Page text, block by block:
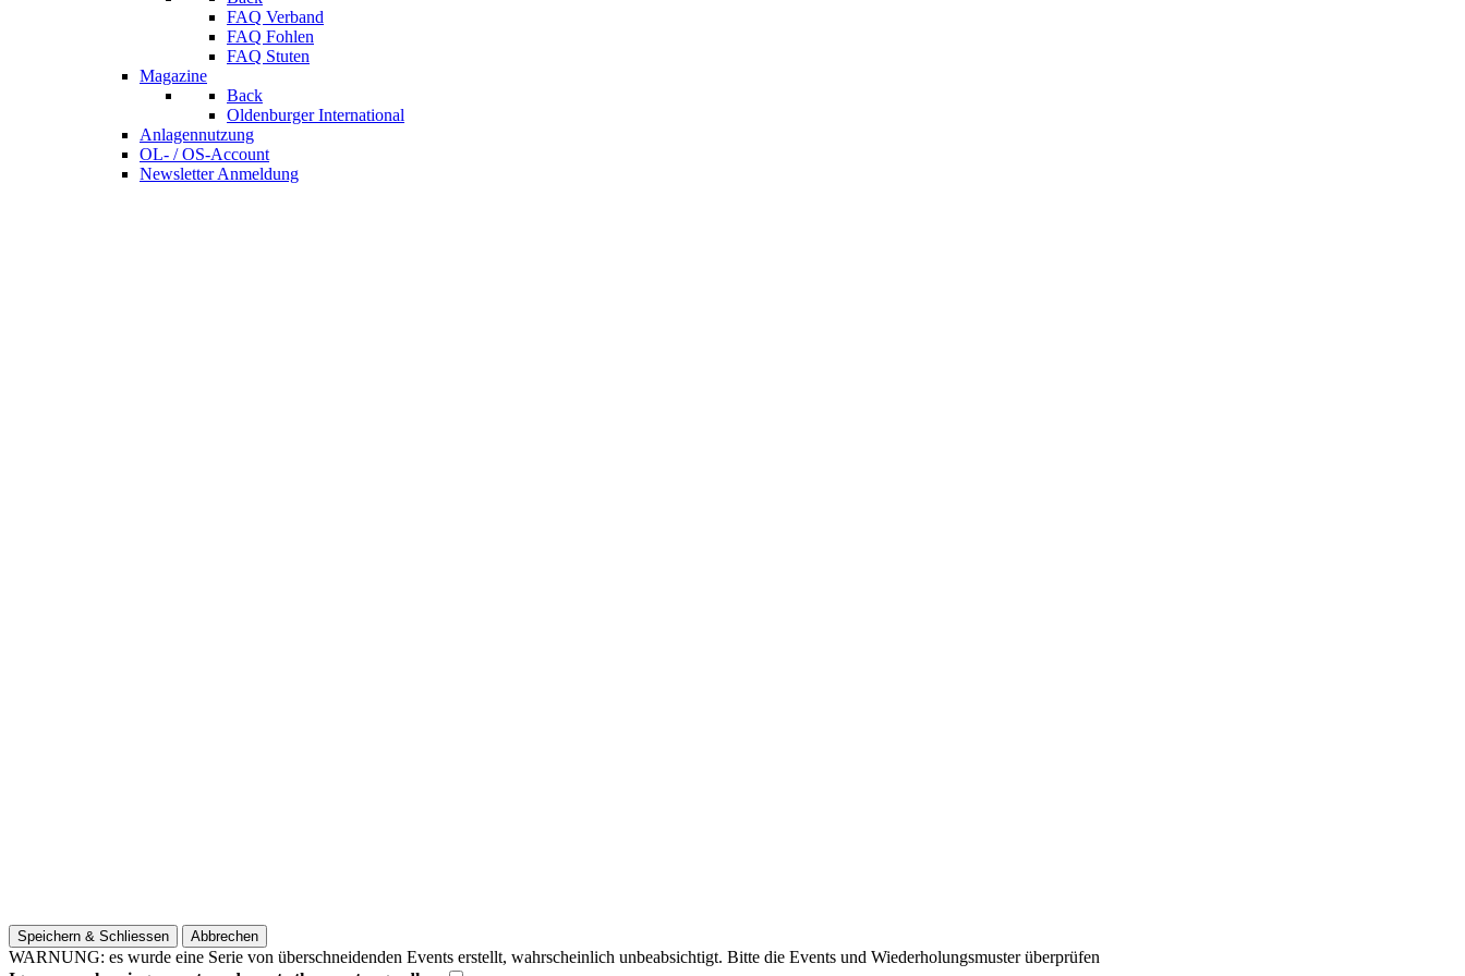
FAQ Verband
FAQ Fohlen
FAQ Stuten
Magazine
Back
Oldenburger International
Anlagennutzung
OL- / OS-Account
Newsletter Anmeldung
Speichern & Schliessen Abbrechen
WARNUNG: es wurde eine Serie von überschneidenden Events erstellt, wahrscheinlich unbeabsichtigt. Bitte die Events und Wiederholungsmuster überprüfen